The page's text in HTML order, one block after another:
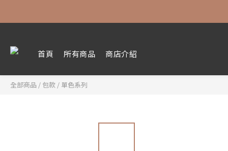
首頁 所有商品 商店介紹
全部商品 / 包款 / 單色系列